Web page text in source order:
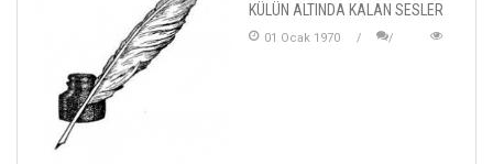
KÜLÜN ALTINDA KALAN SESLER
01 Ocak 1970